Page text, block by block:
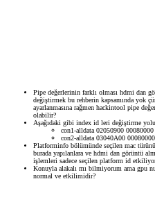
Pipe değerlerinin farklı olması hdmi dan
değiştirmek bu rehberin kapsamında yok
ayarlanmasına rağmen hackintool pipe
olabilir?
Aşağıdaki gibi index id leri değiştirme
con1-alldata 02050900
con2-alldata 03040A00
Platforminfo bölümünde seçilen mac
burada yapılanlara ve hdmi dan görüntü
işlemleri sadece seçilen platform id
Konuyla alakalı mı bilmiyorum ama gpu
normal ve etkilimidir?